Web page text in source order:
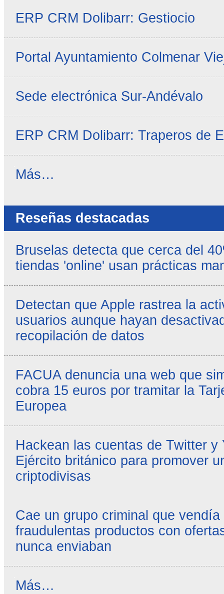
ERP CRM Dolibarr: Gestiocio
Portal Ayuntamiento Colmenar
Sede electrónica Sur-Andévalo
ERP CRM Dolibarr: Traperos de
Noticias
Más…
Reseñas destacadas
Bruselas detecta que cerca del
tiendas 'online' usan prácticas
Detectan que Apple rastrea la
usuarios aunque hayan
recopilación de datos
FACUA denuncia una web que
cobra 15 euros por tramitar la
Europea
Hackean las cuentas de Twitter y
Ejército británico para promover
criptodivisas
Cae un grupo criminal que
fraudulentas productos con
nunca enviaban
Reseñas
Más…